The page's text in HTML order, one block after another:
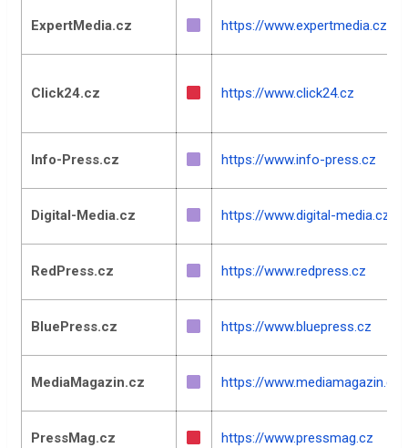
ExpertMedia.cz https://www.expertmedia.cz
Click24.cz https://www.click24.cz
Info-Press.cz https://www.info-press.cz
Digital-Media.cz https://www.digital-media.cz
RedPress.cz https://www.redpress.cz
BluePress.cz https://www.bluepress.cz
MediaMagazin.cz https://www.mediamagazin.cz
PressMag.cz https://www.pressmag.cz